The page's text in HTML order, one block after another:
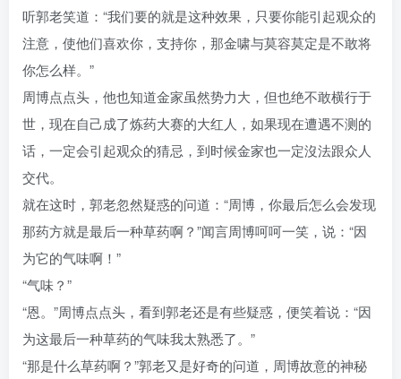
听郭老笑道：“我们要的就是这种效果，只要你能引起观众的
注意，使他们喜欢你，支持你，那金啸与莫容莫定是不敢将
你怎么样。”
周博点点头，他也知道金家虽然势力大，但也绝不敢横行于
世，现在自己成了炼药大赛的大红人，如果现在遭遇不测的
话，一定会引起观众的猜忌，到时候金家也一定沒法跟众人
交代。
就在这时，郭老忽然疑惑的问道：“周博，你最后怎么会发现
那药方就是最后一种草药啊？”闻言周博呵呵一笑，说：“因
为它的气味啊！”
“气味？”
“恩。”周博点点头，看到郭老还是有些疑惑，便笑着说：“因
为这最后一种草药的气味我太熟悉了。”
“那是什么草药啊？”郭老又是好奇的问道，周博故意的神秘